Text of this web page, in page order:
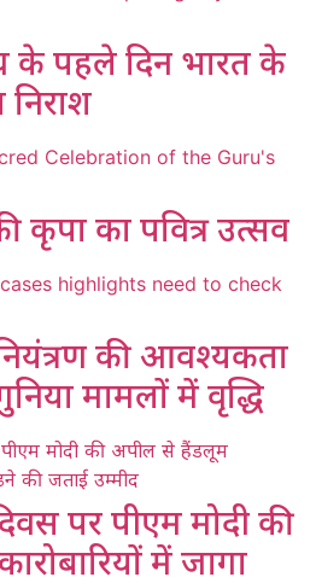
के पहले दिन भारत के
कृपा का पवित्र उत्सव
की आवश्यकता
मामलों में वृद्धि
पर पीएम मोदी की
में जागा